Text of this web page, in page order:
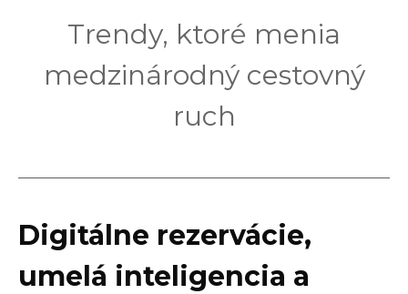
Trendy, ktoré menia
medzinárodný cestovný
ruch
Digitálne rezervácie,
umelá inteligencia a